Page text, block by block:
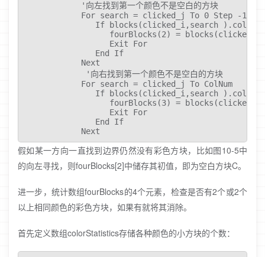
            '向左找到第一个颜色不是空白的方块
            For search = clicked_j To 0 Step -1
If blocks(clicked_i,search
fourBlocks(2) =
                  Exit For
               End If
            Next
             '向右找到第一个颜色不是空白的方块
            For search = clicked_j To ColNum
If blocks(clicked_i,search
fourBlocks(3) =
                  Exit For
               End If
            Next
假如某一方向一直找到边界仍然没有彩色方块，比如图10-5中
的向左寻找，则fourBlocks[2]中储存其初值，即为空白方块C。
进一步，统计数组fourBlocks的4个元素，检查是否有2个或2个
以上相同颜色的彩色方块，如果有就将其消除。
首先定义数组colorStatistics存储各种颜色的小方块的个数：